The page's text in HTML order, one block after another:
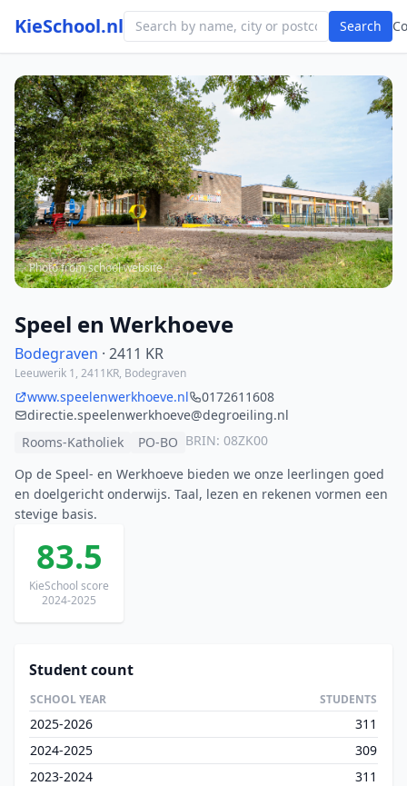
KieSchool.nl Search
Photo from school website
Speel en Werkhoeve
Bodegraven · 2411 KR
Leeuwerik 1, 2411KR, Bodegraven
www.speelenwerkhoeve.nl
0172611608
directie.speelenwerkhoeve@degroeiling.nl
Rooms-Katholiek
PO-BO BRIN: 08ZK00
Op de Speel- en Werkhoeve bieden we onze leerlingen goed
en doelgericht onderwijs. Taal, lezen en rekenen vormen een
stevige basis.
83.5
KieSchool score
2024-2025
Student count
SCHOOL YEAR STUDENTS
2025-2026
311
2024-2025
309
2023-2024
311